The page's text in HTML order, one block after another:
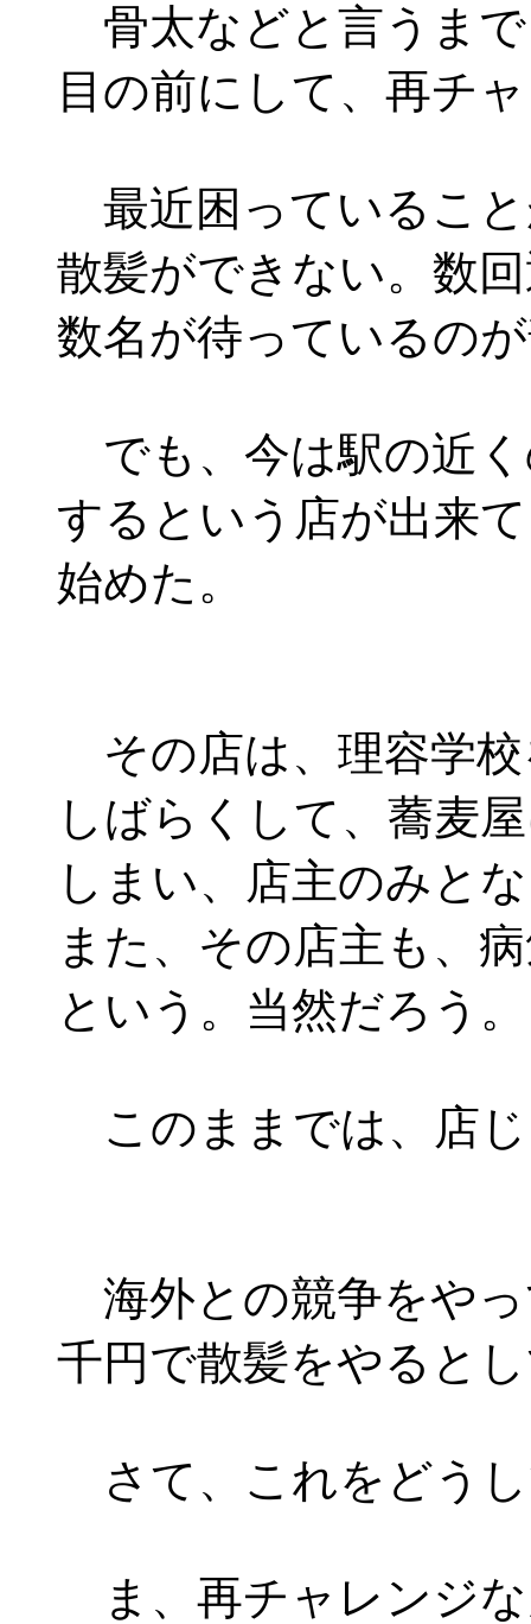
骨太などと言うまで
目の前にして、再チ
最近困っていること
散髪ができない。数
数名が待っているの
でも、今は駅の近
するという店が出来
始めた。
その店は、理容学
しばらくして、蕎麦
しまい、店主のみと
また、その店主も、
という。当然だろう。
このままでは、店
海外との競争をや
千円で散髪をやると
さて、これをどう
ま、再チャレンジな